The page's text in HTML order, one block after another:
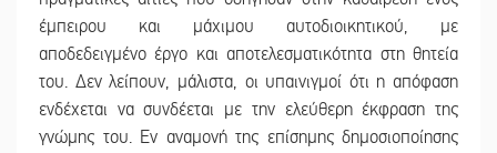
έμπειρου και μάχιμου αυτοδιοικητικού, με
αποδεδειγμένο έργο και αποτελεσματικότητα στη θητεία
του. Δεν λείπουν, μάλιστα, οι υπαινιγμοί ότι η απόφαση
ενδέχεται να συνδέεται με την ελεύθερη έκφραση της
γνώμης του. Εν αναμονή της επίσημης δημοσιοποίησης